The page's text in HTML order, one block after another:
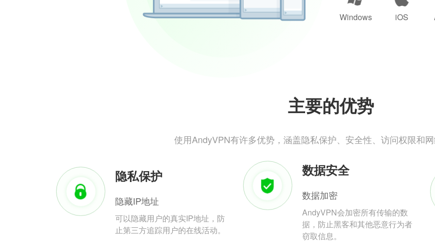
Windows iOS
主要的优势
使用AndyVPN有许多优势，涵盖隐私保护、安全性、访问权限和
隐私保护
隐藏IP地址
可以隐藏用户的真实IP地址，防
止第三方追踪用户的在线活动。
数据安全
数据加密
AndyVPN会加密所有传输的数
据，防止黑客和其他恶意行为者
窃取信息。